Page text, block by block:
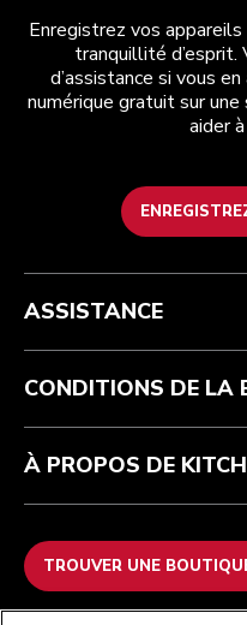
Enregistrez vos
tranquillité d’esprit.
d’assistance si vous
numérique gratuit sur
aider
Health Check
Suivez votre commande
Garantie et documents
Recupel
Conditions générales de vente
Retours et remboursements
Imprint
ODR
La marque
Trouver une boutique
ASSISTANCE
CONDITIONS DE LA
À PROPOS DE
TROUVER UNE